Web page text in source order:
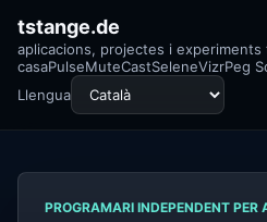
tstange.de
aplicacions, projectes i experiments
casaPulseMuteCastSeleneVizrPeg
Llengua
PROGRAMARI INDEPENDENT PER